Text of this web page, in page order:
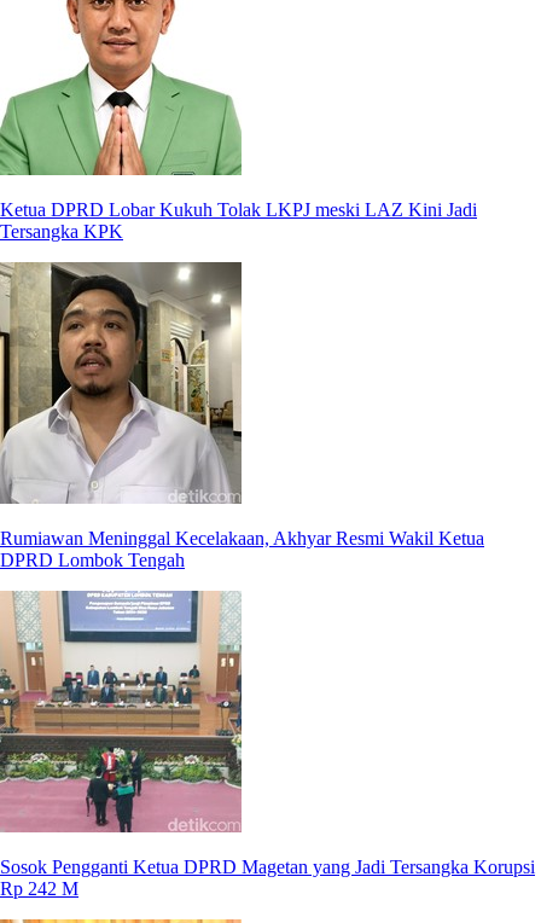
Ketua DPRD Lobar Kukuh Tolak LKPJ meski LAZ Kini Jadi
Tersangka KPK
Rumiawan Meninggal Kecelakaan, Akhyar Resmi Wakil Ketua
DPRD Lombok Tengah
Sosok Pengganti Ketua DPRD Magetan yang Jadi Tersangka Korupsi
Rp 242 M